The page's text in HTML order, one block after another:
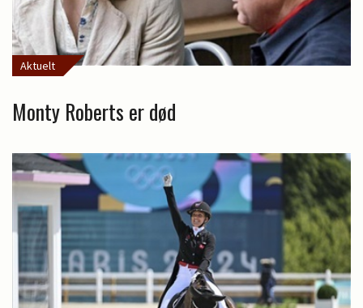
Aktuelt
Monty Roberts er død